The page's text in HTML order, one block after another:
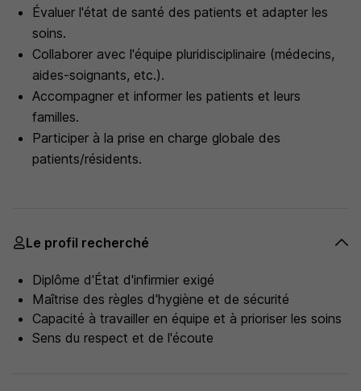
Évaluer l'état de santé des patients et adapter les
soins.
Collaborer avec l'équipe pluridisciplinaire (médecins,
aides-soignants, etc.).
Accompagner et informer les patients et leurs
familles.
Participer à la prise en charge globale des
patients/résidents.
Le profil recherché
Diplôme d'État d'infirmier exigé
Maîtrise des règles d'hygiène et de sécurité
Capacité à travailler en équipe et à prioriser les soins
Sens du respect et de l'écoute